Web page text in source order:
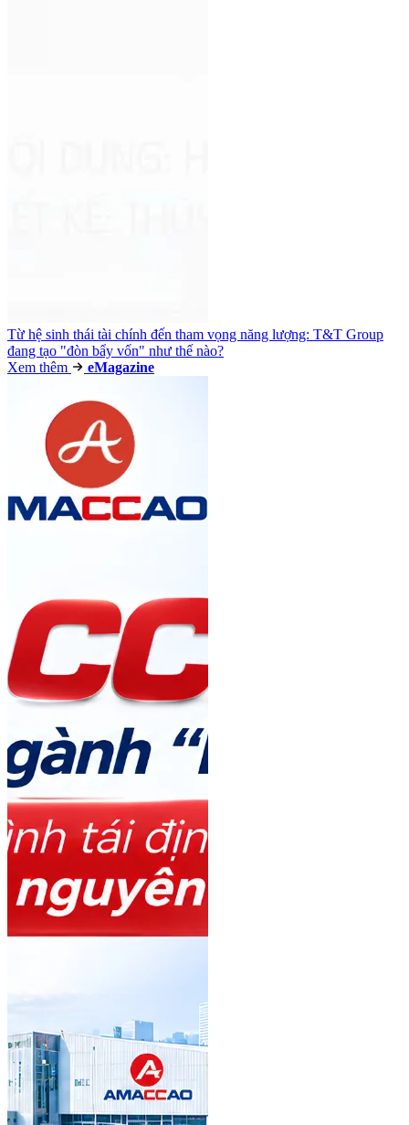
Từ hệ sinh thái tài chính đến tham vọng năng lượng: T&T Group
đang tạo "đòn bẩy vốn" như thế nào?
Xem thêm
eMagazine